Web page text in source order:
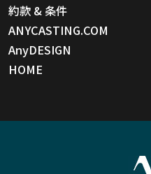
約款 & 条件
ANYCASTING.COM
AnyDESIGN
HOME